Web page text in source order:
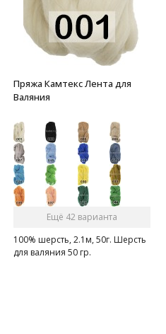
Пряжа Камтекс Лента для
Валяния
Ещё 42 варианта
100% шерсть, 2.1м, 50г. Шерсть
для валяния 50 гр.